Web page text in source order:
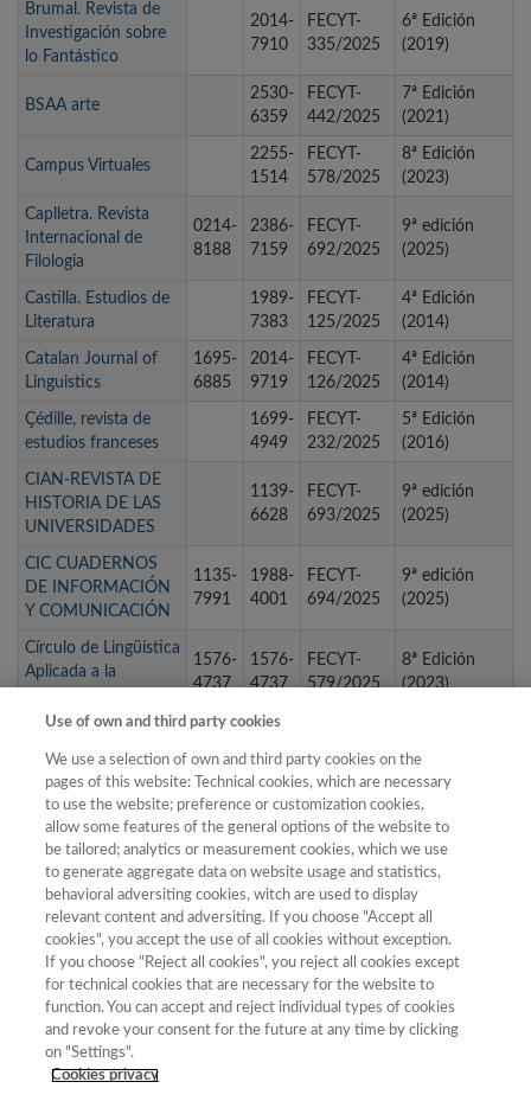
Brumal. Revista de
Investigación sobre
lo Fantástico
2014-
7910
FECYT-
335/2025
6ª Edición
(2019)
BSAA arte
2530-
6359
FECYT-
442/2025
7ª Edición
(2021)
Campus Virtuales
2255-
1514
FECYT-
578/2025
8ª Edición
(2023)
Caplletra. Revista
Internacional de
Filologia
0214-
8188
2386-
7159
FECYT-
692/2025
9ª edición
(2025)
Castilla. Estudios de
Literatura
1989-
7383
FECYT-
125/2025
4ª Edición
(2014)
Catalan Journal of
Linguistics
1695-
6885
2014-
9719
FECYT-
126/2025
4ª Edición
(2014)
Çédille, revista de
estudios franceses
1699-
4949
FECYT-
232/2025
5ª Edición
(2016)
CIAN-REVISTA DE
HISTORIA DE LAS
UNIVERSIDADES
1139-
6628
FECYT-
693/2025
9ª edición
(2025)
CIC CUADERNOS
DE INFORMACIÓN
Y COMUNICACIÓN
1135-
7991
1988-
4001
FECYT-
694/2025
9ª edición
(2025)
Círculo de Lingüística
Aplicada a la
1576-
4737
1576-
4737
FECYT-
579/2025
8ª Edición
(2023)
revista de economía
pública, social y
cooperativa
0213-
8093
1989-
6816
FECYT-
042/2025
2ª Edición
(2011)
CIRIEC-España,
Revista Jurídica de
Economía Social y
Cooperativa
1577-
4430
1989-
7332
127/2025
4ª Edición
(2014)
« primera 1 2 3 4 6
9 … siguiente › última »
Use of own and third party cookies
We use a selection of own and third party cookies on the
pages of this website: Technical cookies, which are necessary
to use the website; preference or customization cookies,
allow some features of the general options of the website to
be tailored; analytics or measurement cookies, which we use
to generate aggregate data on website usage and statistics,
behavioral adversiting cookies, witch are used to display
relevant content and adversiting. If you choose "Accept all
cookies", you accept the use of all cookies without exception.
If you choose "Reject all cookies", you reject all cookies except
for technical cookies that are necessary for the website to
function. You can accept and reject individual types of cookies
and revoke your consent for the future at any time by clicking
on "Settings".
Cookies privacy